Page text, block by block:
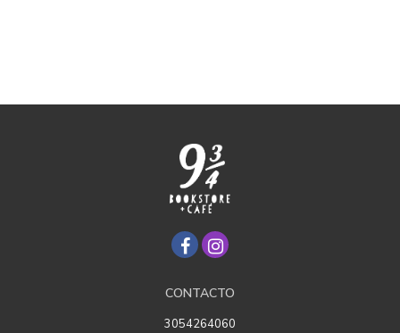
CONTACTO
3054264060